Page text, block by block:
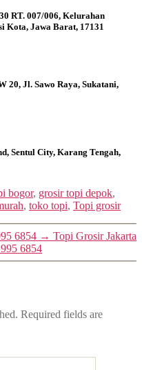
RT. 007/006, Kelurahan
Kota, Jawa Barat, 17131
20, Jl. Sawo Raya, Sukatani,
Sentul City, Karang Tengah,
bogor, grosir topi depok,
, toko topi, Topi grosir
6854 → Topi Grosir Jakarta
6854
Required fields are